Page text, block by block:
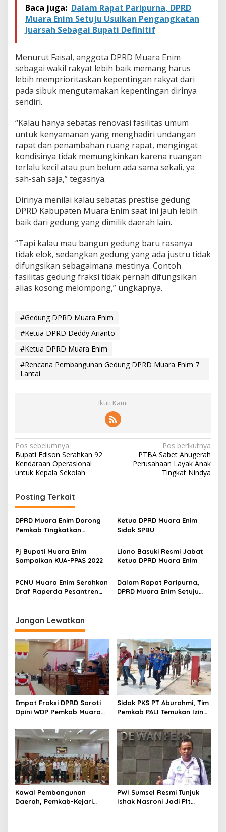
Baca juga: Dalam Rapat Paripurna, DPRD
Muara Enim Setuju Usulkan Pengangkatan
Juarsah Sebagai Bupati Definitif
Menurut Faisal, anggota DPRD Muara Enim
sebagai wakil rakyat lebih baik memang harus
lebih memprioritaskan kepentingan rakyat dari
pada sibuk mengutamakan kepentingan dirinya
sendiri.
“Kalau hanya sebatas renovasi fasilitas umum
untuk kenyamanan yang menghadiri undangan
rapat dan penambahan ruang rapat, mengingat
kondisinya tidak memungkinkan karena ruangan
terlalu kecil atau pun belum ada sama sekali, ya
sah-sah saja,” tegasnya.
Dirinya menilai kalau sebatas prestise gedung
DPRD Kabupaten Muara Enim saat ini jauh lebih
baik dari gedung yang dimilik daerah lain.
“Tapi kalau mau bangun gedung baru rasanya
tidak elok, sedangkan gedung yang ada justru tidak
difungsikan sebagaimana mestinya. Contoh
fasilitas gedung fraksi tidak pernah difungsikan
alias kosong melompong,” ungkapnya.
#Gedung DPRD Muara Enim
#Ketua DPRD Deddy Arianto
#Ketua DPRD Muara Enim
#Rencana Pembangunan Gedung DPRD Muara Enim 7
Lantai
Ikuti Kami
N
a
v
i
g
a
s
i
p
s
Pos sebelumnya
Bupati Edison Serahkan 92
Kendaraan Operasional
untuk Kepala Sekolah
Pos berikutnya
PTBA Sabet Anugerah
Perusahaan Layak Anak
Tingkat Nindya
Posting Terkait
DPRD Muara Enim Dorong
Pemkab Tingkatkan
Pemasangan CCTV
Ketua DPRD Muara Enim
Sidak SPBU
Pj Bupati Muara Enim
Sampaikan KUA-PPAS 2022
Liono Basuki Resmi Jabat
Ketua DPRD Muara Enim
PCNU Muara Enim Serahkan
Draf Raperda Pesantren
Dalam Rapat Paripurna,
DPRD Muara Enim Setuju
Jangan Lewatkan
Empat Fraksi DPRD Soroti
Opini WDP Pemkab Muara
Kelola Keuangan
Sidak PKS PT Aburahmi, Tim
Pemkab PALI Temukan Izin
Kawal Pembangunan
Daerah, Pemkab-Kejari
PWI Sumsel Resmi Tunjuk
Ishak Nasroni Jadi Plt